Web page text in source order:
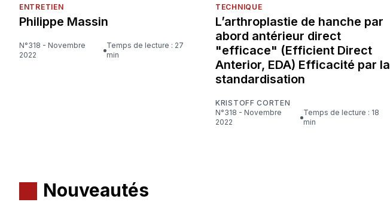
ENTRETIEN
Philippe Massin
N°318 - Novembre
2022
Temps de lecture : 27
min
TECHNIQUE
L’arthroplastie de hanche par
abord antérieur direct
"efficace" (Efficient Direct
Anterior, EDA) Efficacité par la
standardisation
KRISTOFF CORTEN
N°318 - Novembre
2022
Temps de lecture : 18
min
Nouveautés